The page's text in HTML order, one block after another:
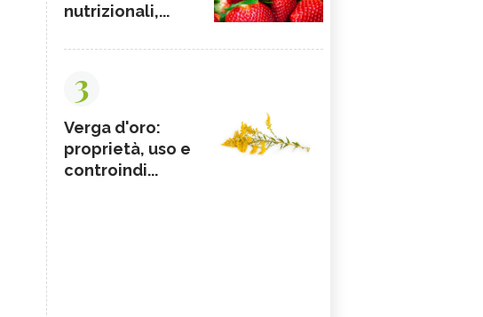
nutrizionali,...
3
Verga d'oro:
proprietà, uso e
controindi...